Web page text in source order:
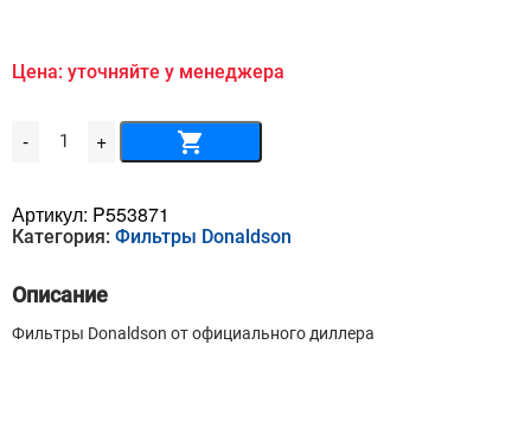
Цена: уточняйте у менеджера
- Количество
товара
Масляный
DONALDSON
-
P
+
Артикул: P553871
Категория: Фильтры Donaldson
Описание
Фильтры Donaldson от официального диллера